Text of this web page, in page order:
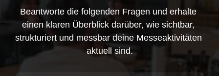
Beantworte die folgenden Fragen und erhalte
einen klaren Überblick darüber, wie sichtbar,
strukturiert und messbar deine Messeaktivitäten
aktuell sind.